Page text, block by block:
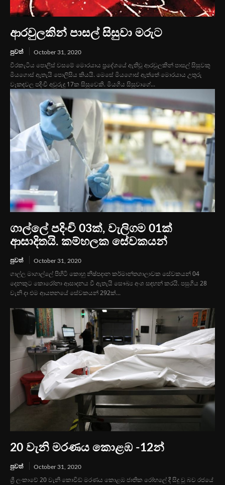
ආරවුලකින් පාසල් සිසුවා මරුට
පුවත් October 31, 2020
වීරකැටිය පොලිස් වසමේ මොරයාය ප්‍රදේශයේ ඇතිවූ ආරවුලකින් පාසල් සිසුවකු
මියගොස් ඇතැයි පොලිසිය කියයි. මෙසේ මියගොස් ඇත්තේ මොරයාය උතුරු
වෑකඳවල පදිංචි අවුරුදු 17ක සිසුවෙකි. මියගිය සිසුවාගේ...
ගාල්ලේ පදිංචි 03ක්, වැලිගම 01ක්
ආසාදිතයි. කම්හලක සේවකයන්
පුවත් October 31, 2020
ගාල්ල මාගාල්ලේ පිහිටි කොහු නිෂ්පදාන කර්මාන්තශාලාවක සේවකයන් 04
දෙනකුට කොරෝනා ආසාදනය වී ඇතැයි සෞඛ්‍ය අංශ සඳහන් කරයි. පසුගිය 28
වැනි දා එම ආයතනයේ සේවකයන් 292ක්...
20 වැනි මරණය කොළඹ -12න්
පුවත් October 31, 2020
ශ්‍රී ලංකාවේ 20 වැනි කොවිඩ් මරණය කොළඹ ජාතික රෝහලේ දී සිදු වූ බව රජයේ